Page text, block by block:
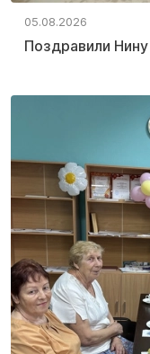
05.08.2026
Поздравили